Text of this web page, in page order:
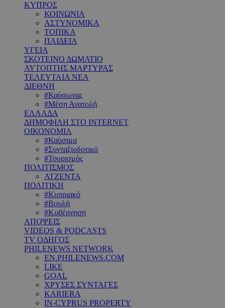
ΚΥΠΡΟΣ
ΚΟΙΝΩΝΙΑ
ΑΣΤΥΝΟΜΙΚΑ
ΤΟΠΙΚΑ
ΠΑΙΔΕΙΑ
ΥΓΕΙΑ
ΣΚΟΤΕΙΝΟ ΔΩΜΑΤΙΟ
ΑΥΤΟΠΤΗΣ ΜΑΡΤΥΡΑΣ
ΤΕΛΕΥΤΑΙΑ ΝΕΑ
ΔΙΕΘΝΗ
#Καύσωνας
#Μέση Ανατολή
ΕΛΛΑΔΑ
ΔΗΜΟΦΙΛΗ ΣΤΟ INTERNET
ΟΙΚΟΝΟΜΙΑ
#Καύσιμα
#Συνταξιοδοτικό
#Τουρισμός
ΠΟΛΙΤΙΣΜΟΣ
ΑΤΖΕΝΤΑ
ΠΟΛΙΤΙΚΗ
#Κυπριακό
#Βουλή
#Κυβέρνηση
ΑΠΟΨΕΙΣ
VIDEOS & PODCASTS
TV ΟΔΗΓΟΣ
PHILENEWS NETWORK
EN.PHILENEWS.COM
LIKE
GOAL
ΧΡΥΣΕΣ ΣΥΝΤΑΓΕΣ
KARIERA
IN-CYPRUS PROPERTY